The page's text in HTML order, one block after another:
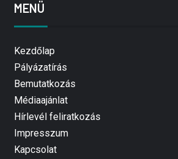
MENÜ
Kezdőlap
Pályázatírás
Bemutatkozás
Médiaajánlat
Hírlevél feliratkozás
Impresszum
Kapcsolat